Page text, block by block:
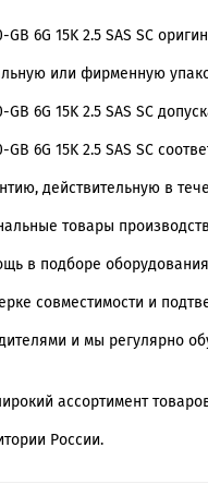
6G 15K 2.5 SAS SC
или фирменную
GB 6G 15K 2.5 SAS SC
6G 15K 2.5 SAS SC
действительную в
товары
в подборе
совместимости и
и мы регулярно
ассортимент
России.